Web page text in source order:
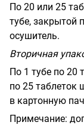
По 20 или 25
тубе, закрытой
осушитель.
Вторичная
По 1 тубе по 20
по 25 таблеток
в картонную
Примечание: